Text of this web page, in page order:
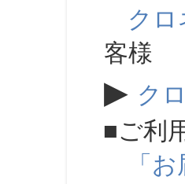
ク
客様
▶ ク
■ご利
「